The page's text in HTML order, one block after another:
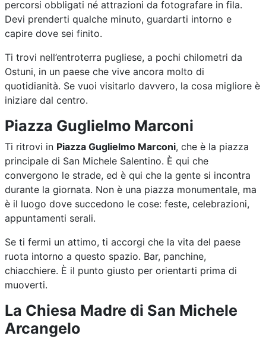
percorsi obbligati né attrazioni da fotografare in fila.
Devi prenderti qualche minuto, guardarti intorno e
capire dove sei finito.
Ti trovi nell’entroterra pugliese, a pochi chilometri da
Ostuni, in un paese che vive ancora molto di
quotidianità. Se vuoi visitarlo davvero, la cosa migliore è
iniziare dal centro.
Piazza Guglielmo Marconi
Ti ritrovi in Piazza Guglielmo Marconi, che è la piazza
principale di San Michele Salentino. È qui che
convergono le strade, ed è qui che la gente si incontra
durante la giornata. Non è una piazza monumentale, ma
è il luogo dove succedono le cose: feste, celebrazioni,
appuntamenti serali.
Se ti fermi un attimo, ti accorgi che la vita del paese
ruota intorno a questo spazio. Bar, panchine,
chiacchiere. È il punto giusto per orientarti prima di
muoverti.
La Chiesa Madre di San Michele
Arcangelo